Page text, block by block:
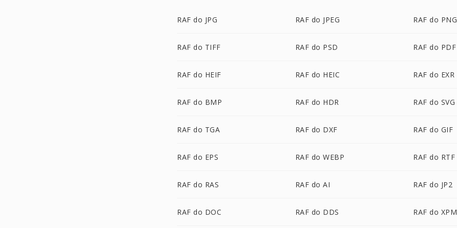
RAF do JPG RAF do JPEG RAF do PNG
RAF do TIFF RAF do PSD RAF do PDF
RAF do HEIF RAF do HEIC RAF do EXR
RAF do BMP RAF do HDR RAF do SVG
RAF do TGA RAF do DXF RAF do GIF
RAF do EPS RAF do WEBP RAF do RTF
RAF do RAS RAF do AI RAF do JP2
RAF do DOC RAF do DDS RAF do XPM